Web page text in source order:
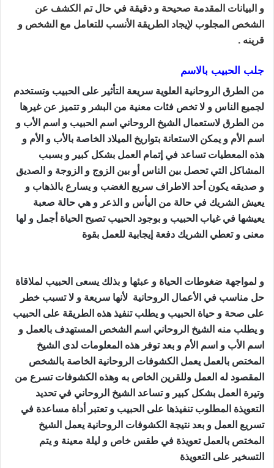
و البيانات المقدمة صحيحة و دقيقة في حال تم الكشف عن
الشخص المجلوب لإيجاد الطريقة الأنسب للتعامل مع الشخص و
قرينه .
جلب الحبيب بالاسم
من الطرق الروحانية العلوية سريعة التأثير على الحبيب وتستخدم
لجميع الناس و لا تخص فئات معنية من البشر و تتميز عن غيرها
من الطرق لاستعمال الشيخ الروحاني اسم الحبيب و اسم الأب و
اسم الأم و يمكن الاستعانة بتواريخ الميلاد الخاصة بالأب و الأم و
هذه المعطيات تساعد في إتمام العمل بشكل كبير و بسبب
المشاكل التي تحصل بين الناس أو بين الزوج و الزوجة و الصديق
و صديقه يكون أحد الاطراف سريع الغضب و يسارع بالذهاب و
يعيش الشريك في حالة من اليأس و الذعر و هي حالة صعبة
يعيشها في غياب الحبيب و بوجود الحبيب تصبح الحياة أجمل و لها
معنى و تعطي الشريك دفعة إيجابية للعمل بقوة
و لمواجهة ضغوطات الحياة و عبئها و بذلك يسعى الحبيب لملاقاة
حل مناسب في الأعمال الروحانية لأنها سريعة و لا تسبب خطر
على صحة و حياة الحبيب و يطلب تنفيذ هذه الطريقة على الحبيب
و يطلب منه الشيخ الروحاني اسم الشخص المستهدف بالعمل و
اسم الأب و اسم الأم و بعد توفر هذه المعلومات لدى الشيخ
المختص بالعمل يعمل الكشوفات الروحانية الخاصة بالشخص
المقصود له العمل وللقرين الخاص به وهذه الكشوفات تسرع من
وتيرة العمل بشكل كبير و تساعد الشيخ الروحاني في تحديد
التعويذة المطلوب تنفيذها على الحبيب و تعتبر أداة مساعدة في
تسريع العمل و بعد نتيجة الكشوفات الروحانية يعمل الشيخ
المختص بالعمل تعويذة في طقس خاص و ليلة معينة و يتم
التسخير على التعويذة